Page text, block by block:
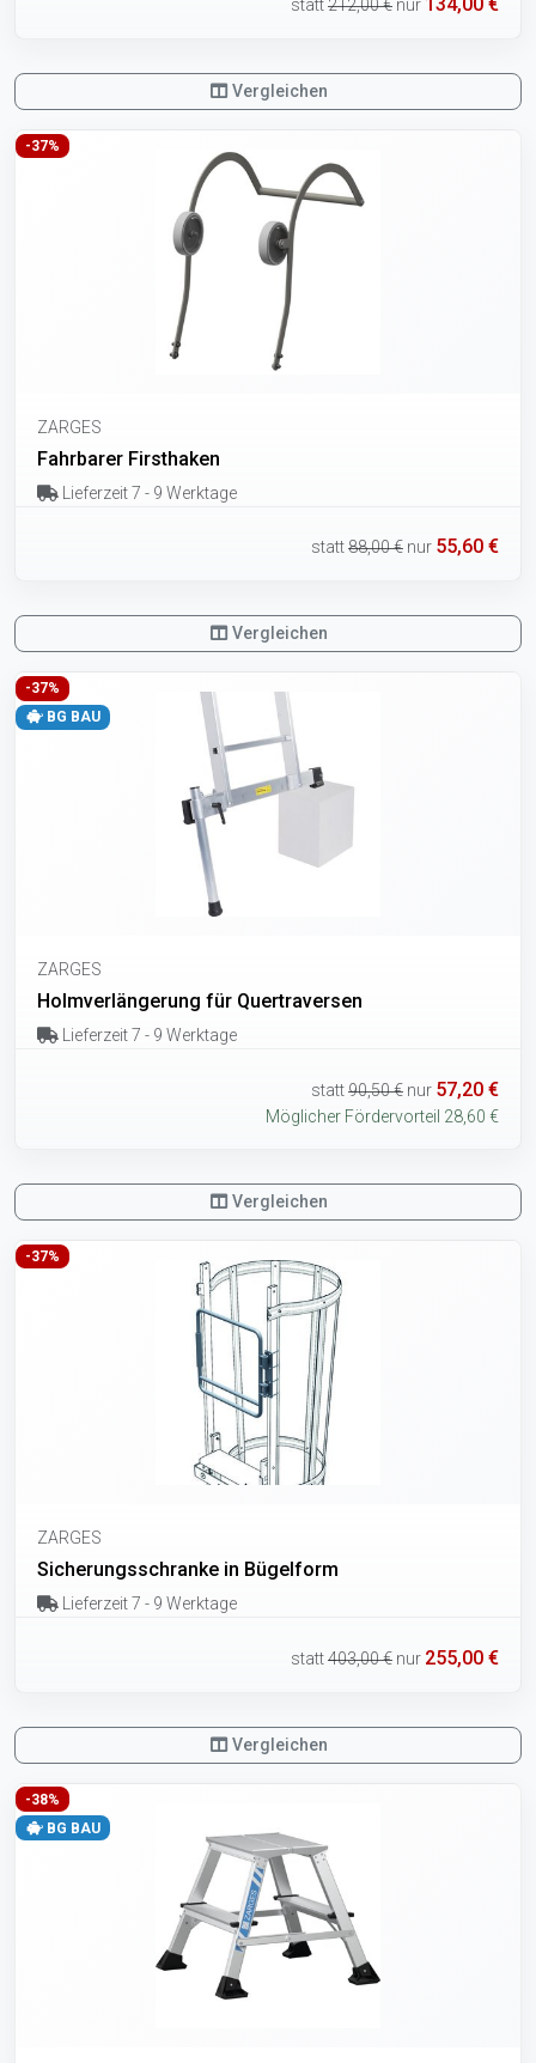
statt212,00 € nur
Vergleichen
-37%
ZARGES
Fahrbarer Firsthaken
Lieferzeit 7 - 9 Werktage
statt88,00 € nur 55,60 €
Vergleichen
-37%
BG BAU
ZARGES
Holmverlängerung für Quertraversen
Lieferzeit 7 - 9 Werktage
statt90,50 € nur 57,20 €
Möglicher Fördervorteil 28,60 €
Vergleichen
-37%
ZARGES
Sicherungsschranke in Bügelform
Lieferzeit 7 - 9 Werktage
statt403,00 € nur 255,00 €
Vergleichen
-38%
BG BAU